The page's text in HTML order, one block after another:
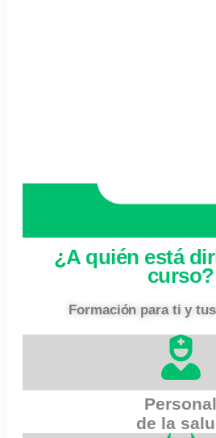
¿A quién está
curso?
Formación para ti y
Personal
de la